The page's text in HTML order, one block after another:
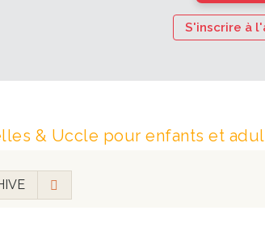
S'inscrire à
& Uccle pour enfants et